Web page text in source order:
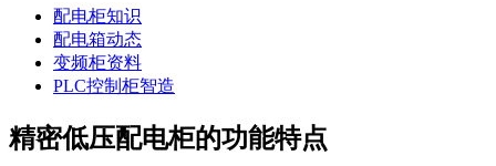
配电柜知识
配电箱动态
变频柜资料
PLC控制柜智造
精密低压配电柜的功能特点